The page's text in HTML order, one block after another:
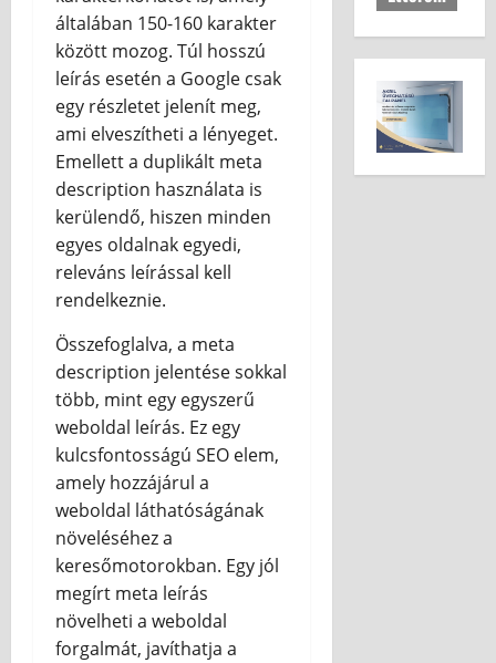
általában 150-160 karakter
között mozog. Túl hosszú
leírás esetén a Google csak
egy részletet jelenít meg,
ami elveszítheti a lényeget.
Emellett a duplikált meta
description használata is
kerülendő, hiszen minden
egyes oldalnak egyedi,
releváns leírással kell
rendelkeznie.
Összefoglalva, a meta
description jelentése sokkal
több, mint egy egyszerű
weboldal leírás. Ez egy
kulcsfontosságú SEO elem,
amely hozzájárul a
weboldal láthatóságának
növeléséhez a
keresőmotorokban. Egy jól
megírt meta leírás
növelheti a weboldal
forgalmát, javíthatja a